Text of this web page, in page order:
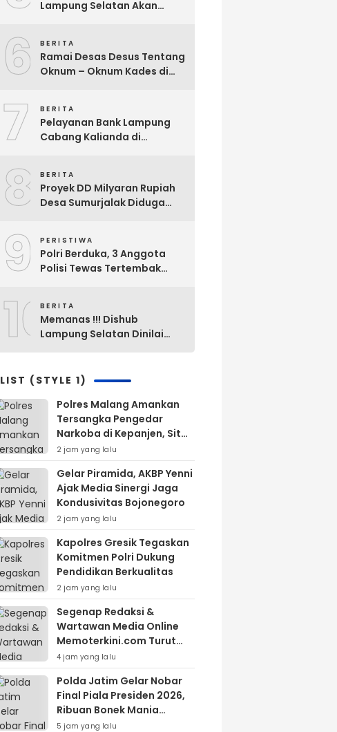
Lampung Selatan Akan
Ini
6 BERITA
Ramai Desas Desus Tentang
Oknum – Oknum Kades di
Pandangan Sekjen Palu
Lampung : Dinas PMD dan
Inspektorat Kurang Tegas
7 BERITA
Pelayanan Bank Lampung
Cabang Kalianda di
Pelayanan Bank Lampung
Buruk !!
8 BERITA
Proyek DD Milyaran Rupiah
Desa Sumurjalak Diduga
9 PERISTIWA
Polri Berduka, 3 Anggota
Polisi Tewas Tertembak
10BERITA
Memanas !!! Dishub
Lampung Selatan Dinilai
Lama Diganti Yang Baru
Jelas
LIST (STYLE 1)
Polres Malang Amankan
Tersangka Pengedar
Narkoba di Kepanjen, Sita
Sabu 96 Gram dan Ganja
131 Gram
2 jam yang lalu
Gelar Piramida, AKBP Yenni
Ajak Media Sinergi Jaga
Kondusivitas Bojonegoro
2 jam yang lalu
Kapolres Gresik Tegaskan
Komitmen Polri Dukung
Pendidikan Berkualitas
2 jam yang lalu
Segenap Redaksi &
Wartawan Media Online
Memoterkini.com Turut
Berdukacita Atas
Wafatnya H.M.Sholeh.S.H
4 jam yang lalu
Polda Jatim Gelar Nobar
Final Piala Presiden 2026,
Ribuan Bonek Mania
Dukung Persebaya dari
5 jam yang lalu